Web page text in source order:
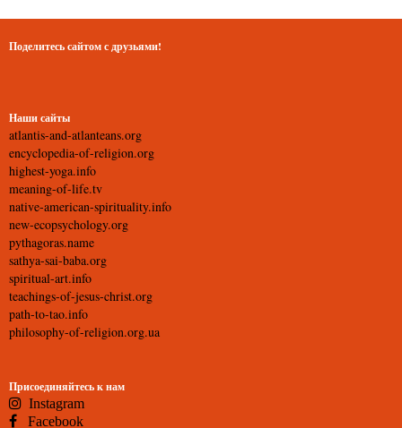
Поделитесь сайтом с друзьями!
Наши сайты
atlantis-and-atlanteans.org
encyclopedia-of-religion.org
highest-yoga.info
meaning-of-life.tv
native-american-spirituality.info
new-ecopsychology.org
pythagoras.name
sathya-sai-baba.org
spiritual-art.info
teachings-of-jesus-christ.org
path-to-tao.info
philosophy-of-religion.org.ua
Присоединяйтесь к нам
Instagram
Facebook